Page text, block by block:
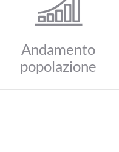
Andamento
popolazione